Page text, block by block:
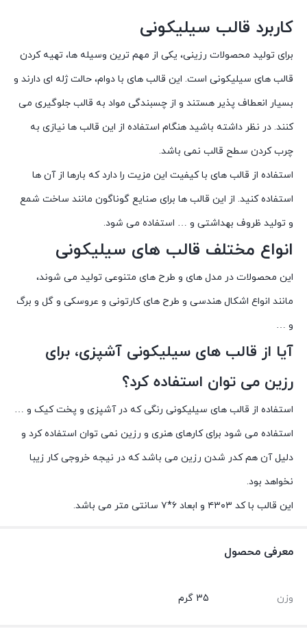
کاربرد قالب سیلیکونی
برای تولید محصولات رزینی، یکی از مهم ترین وسیله ها، تهیه کردن
قالب های سیلیکونی است. این قالب های با دوام، حالت ژله ای دارند و
بسیار انعطاف پذیر هستند و از چسبندگی مواد به قالب جلوگیری می
کنند. در نظر داشته باشید هنگام استفاده از این قالب ها نیازی به
چرب کردن سطح قالب نمی باشد.
استفاده از قالب های با کیفیت این مزیت را دارد که بارها از آن ها
استفاده کنید. از این قالب ها برای صنایع گوناگون مانند ساخت شمع
و تولید ظروف بهداشتی و … استفاده می شود.
انواع مختلف قالب های سیلیکونی
این محصولات در مدل های و طرح های متنوعی تولید می شوند،
مانند انواع اشکال هندسی و طرح های کارتونی و عروسکی و گل و برگ
و …
آیا از قالب های سیلیکونی آشپزی، برای
رزین می توان استفاده کرد؟
استفاده از قالب های سیلیکونی رنگی که در آشپزی و پخت کیک و …
استفاده می شود برای کارهای هنری و رزین نمی توان استفاده کرد و
دلیل آن هم کدر شدن رزین می باشد که در نیجه خروجی کار زیبا
نخواهد بود.
این قالب با کد ۴۳۰۳ و ابعاد ۶*۷ سانتی متر می باشد.
معرفی محصول
وزن 35 گرم